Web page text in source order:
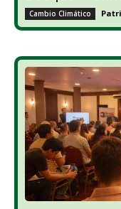
Cambio Climático